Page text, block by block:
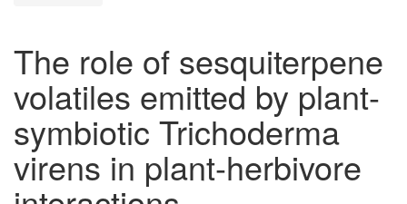
The role of sesquiterpene
volatiles emitted by plant-
symbiotic Trichoderma
virens in plant-herbivore